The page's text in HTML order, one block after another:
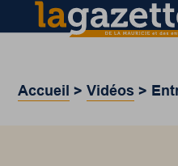
Accueil >Vidéos >